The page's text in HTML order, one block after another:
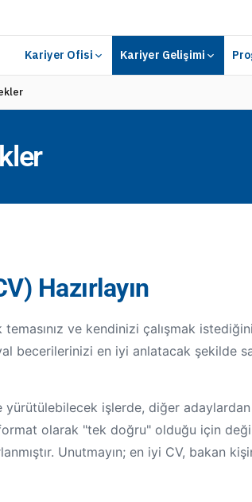
Kariyer Ofisi Kariyer Gelişimi
Hazırlayın
ve kendinizi çalışmak
becerilerinizi en iyi anlatacak şekilde
işlerde, diğer
olarak "tek doğru" olduğu için
Unutmayın; en iyi CV, bakan